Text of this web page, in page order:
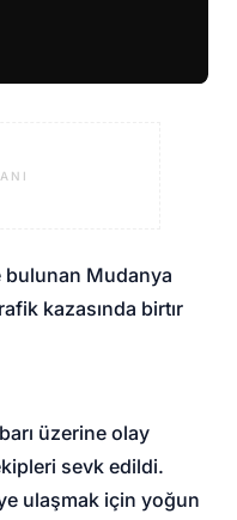
bulunan Mudanya
kazasında birtır
üzerine olay
sevk edildi.
ulaşmak için yoğun